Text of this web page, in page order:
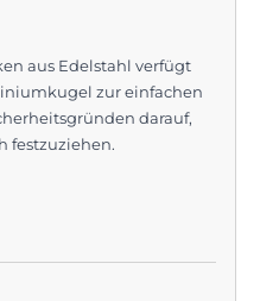
aus Edelstahl verfügt
zur einfachen
darauf,
festzuziehen.